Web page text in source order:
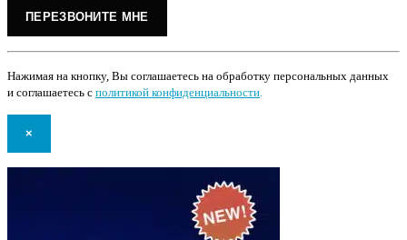
Нажимая на кнопку, Вы соглашаетесь на обработку персональных данных
и соглашаетесь с политикой конфиденциальности
×